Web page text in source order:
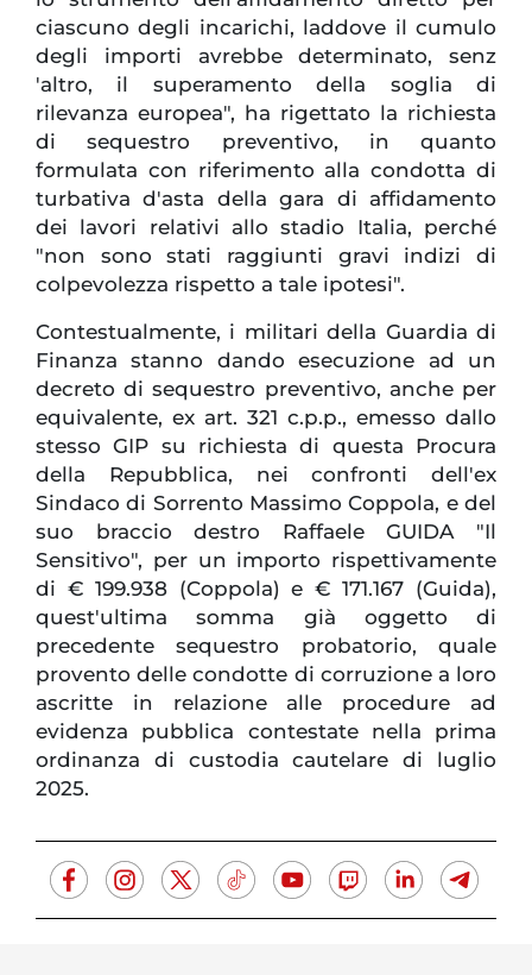
ciascuno degli incarichi, laddove il cumulo
degli importi avrebbe determinato, senz
'altro, il superamento della soglia di
rilevanza europea", ha rigettato la richiesta
di sequestro preventivo, in quanto
formulata con riferimento alla condotta di
turbativa d'asta della gara di affidamento
dei lavori relativi allo stadio Italia, perché
"non sono stati raggiunti gravi indizi di
colpevolezza rispetto a tale ipotesi".
Contestualmente, i militari della Guardia di
Finanza stanno dando esecuzione ad un
decreto di sequestro preventivo, anche per
equivalente, ex art. 321 c.p.p., emesso dallo
stesso GIP su richiesta di questa Procura
della Repubblica, nei confronti dell'ex
Sindaco di Sorrento Massimo Coppola, e del
suo braccio destro Raffaele GUIDA "Il
Sensitivo", per un importo rispettivamente
di € 199.938 (Coppola) e € 171.167 (Guida),
quest'ultima somma già oggetto di
precedente sequestro probatorio, quale
provento delle condotte di corruzione a loro
ascritte in relazione alle procedure ad
evidenza pubblica contestate nella prima
ordinanza di custodia cautelare di luglio
2025.